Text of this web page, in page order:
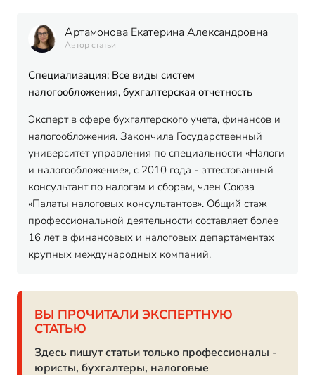
Артамонова Екатерина Александровна
Автор статьи
Специализация: Все виды систем
налогообложения, бухгалтерская отчетность
Эксперт в сфере бухгалтерского учета, финансов и
налогообложения. Закончила Государственный
университет управления по специальности «Налоги
и налогообложение», с 2010 года - аттестованный
консультант по налогам и сборам, член Союза
«Палаты налоговых консультантов». Общий стаж
профессиональной деятельности составляет более
16 лет в финансовых и налоговых департаментах
крупных международных компаний.
ВЫ ПРОЧИТАЛИ ЭКСПЕРТНУЮ
СТАТЬЮ
Здесь пишут статьи только профессионалы -
юристы, бухгалтеры, налоговые